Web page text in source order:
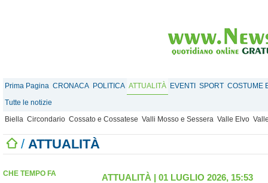
Prima Pagina CRONACA POLITICA ATTUALITÀ EVENTI SPORT COSTUME
Tutte le notizie
Biella Circondario Cossato e Cossatese Valli Mosso e Sessera Valle Elvo
/ ATTUALITÀ
CHE TEMPO FA ATTUALITÀ | 01 LUGLIO 2026, 15:53